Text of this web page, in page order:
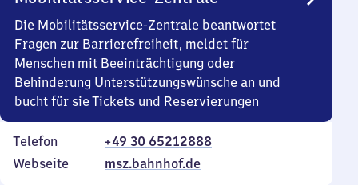
Die Mobilitätsservice-Zentrale beantwortet
Fragen zur Barrierefreiheit, meldet für
Menschen mit Beeinträchtigung oder
Behinderung Unterstützungswünsche an und
bucht für sie Tickets und Reservierungen
Telefon
+49 30 65212888
Webseite
msz.bahnhof.de